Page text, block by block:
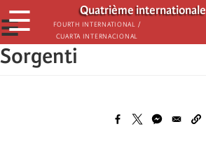
Skip
to
main
content
Quatrième internationale
Fourth International /
Cuarta Internacional
☰
☰
Sorgenti